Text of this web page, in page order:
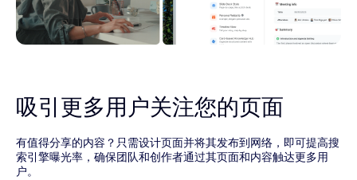
吸引更多用户关注您的页面
有值得分享的内容？只需设计页面并将其发布到网络，即可提高搜
索引擎曝光率，确保团队和创作者通过其页面和内容触达更多用
户。